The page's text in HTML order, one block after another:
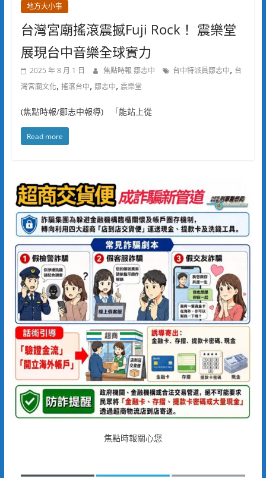
地方大小事
台灣宮廟搖滾震撼Fuji Rock！ 震樂堂
展現台中音樂全球實力
2025 年 8 月 1 日 焦點時報 鄒志中 台中特派員鄒志中, 台
灣宮廟文化, 搖滾台中, 鄒志中, 震樂堂
(焦點時報/鄒志中報導) 「能站上從
Read more
焦點時報關心您